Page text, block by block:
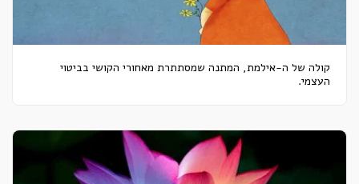
קולה של ה-אילמת, המתנה שמסתתרת מאחורי הקושי בביטוי
העצמי.